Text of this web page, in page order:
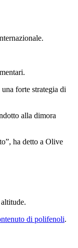
forte strategia di
alla dimora
ha detto a Olive
di polifenoli.